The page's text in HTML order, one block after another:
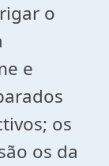
o
e
os
os da